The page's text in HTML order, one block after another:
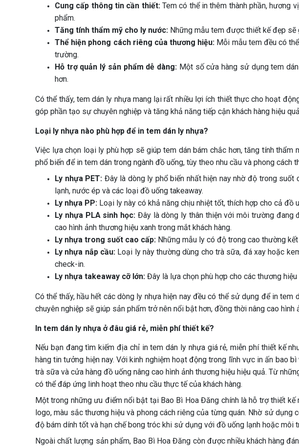
Cung cấp thông tin cần thiết:Tem có thể in thêm thành phần, hương
phẩm.
Tăng tính thẩm mỹ cho ly nước: Những mẫu tem được thiết kế đẹp sẽ
Thể hiện phong cách riêng của thương hiệu: Mỗi mẫu tem đều có
trường.
Hỗ trợ quản lý sản phẩm dễ dàng: Một số cửa hàng sử dụng tem
hơn.
Có thể thấy, tem dán ly nhựa mang lại rất nhiều lợi ích thiết thực cho hoạt
góp phần tạo sự chuyên nghiệp và tăng khả năng tiếp cận khách hàng hiệu
Loại ly nhựa nào phù hợp để in tem dán ly nhựa?
Việc lựa chọn loại ly phù hợp sẽ giúp tem dán bám chắc hơn, tăng tính
phổ biến để in tem dán trong ngành đồ uống, tùy theo nhu cầu và phong cách
Ly nhựa PET: Đây là dòng ly phổ biến nhất hiện nay nhờ độ trong
lạnh, nước ép và các loại đồ uống takeaway.
Ly nhựa PP: Loại ly này có khả năng chịu nhiệt tốt, thích hợp cho cả đồ
Ly nhựa PLA sinh học: Đây là dòng ly thân thiện với môi trường đang
cao hình ảnh thương hiệu xanh trong mắt khách hàng.
Ly nhựa trong suốt cao cấp: Những mẫu ly có độ trong cao thường
Ly nhựa nắp cầu:Loại ly này thường dùng cho trà sữa, đá xay hoặc
check-in.
Ly nhựa takeaway cỡ lớn: Đây là lựa chọn phù hợp cho các thương
Có thể thấy, hầu hết các dòng ly nhựa hiện nay đều có thể sử dụng để in
chuyên nghiệp sẽ giúp sản phẩm trở nên nổi bật hơn, đồng thời nâng cao hình
In tem dán ly nhựa ở đâu giá rẻ, miễn phí thiết kế?
Nếu bạn đang tìm kiếm địa chỉ in tem dán ly nhựa giá rẻ, miễn phí thiết kế
hàng tin tưởng hiện nay. Với kinh nghiệm hoạt động trong lĩnh vực in ấn bao
trà sữa và cửa hàng đồ uống nâng cao hình ảnh thương hiệu hiệu quả. Từ
có thể đáp ứng linh hoạt theo nhu cầu thực tế của khách hàng.
Một trong những ưu điểm nổi bật tại Bao Bì Hoa Đăng chính là hỗ trợ thiết
logo, màu sắc thương hiệu và phong cách riêng của từng quán. Nhờ sử
độ bám dính tốt và hạn chế bong tróc khi sử dụng với đồ uống lạnh hoặc môi
Ngoài chất lượng sản phẩm, Bao Bì Hoa Đăng còn được nhiều khách hàng